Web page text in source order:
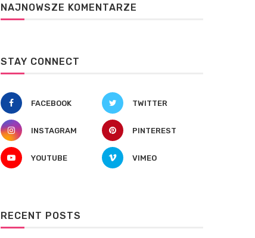
NAJNOWSZE KOMENTARZE
STAY CONNECT
FACEBOOK TWITTER
INSTAGRAM PINTEREST
YOUTUBE VIMEO
RECENT POSTS